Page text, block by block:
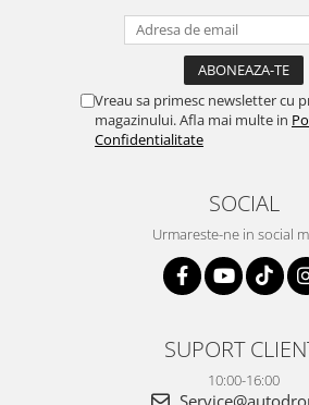
Vreau sa primesc newsletter cu
magazinului. Afla mai multe in
Confidentialitate
SOCIAL
Urmareste-ne in social
SUPORT
10:00-16:00